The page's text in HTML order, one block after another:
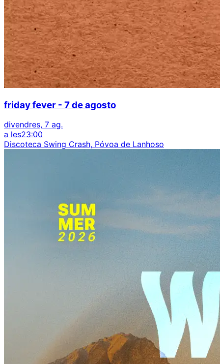
friday fever - 7 de agosto
divendres, 7 ag.
a les23:00
Discoteca Swing Crash, Póvoa de Lanhoso